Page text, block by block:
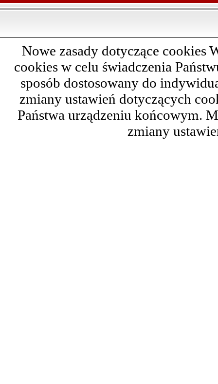
Nowe zasady dotyczące cookies
cookies w celu świadczenia
sposób dostosowany do
zmiany ustawień dotyczących
Państwa urządzeniu końcowym.
zmiany